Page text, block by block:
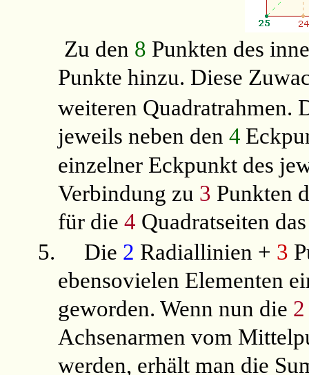
Zu den 8 Punkten des
Punkte hinzu. Diese
weiteren Quadratrahmen.
jeweils neben den 4
einzelner Eckpunkt des
Verbindung zu 3 Punkten
für die 4 Quadratseiten
5.
Die 2 Radiallinien + 3
ebensovielen Elementen
geworden. Wenn nun die 2
Achsenarmen vom
werden, erhält man die